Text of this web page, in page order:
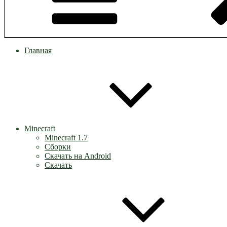
Главная
Minecraft
Minecraft 1.7
Сборки
Скачать на Android
Скачать